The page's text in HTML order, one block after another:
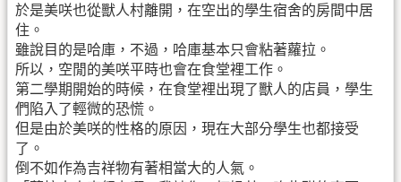
於是美咲也從獸人村離開，在空出的學生宿舍的房間中居
住。
雖說目的是哈庫，不過，哈庫基本只會粘著蘿拉。
所以，空閒的美咲平時也會在食堂裡工作。
第二學期開始的時候，在食堂裡出現了獸人的店員，學生
們陷入了輕微的恐慌。
但是由於美咲的性格的原因，現在大部分學生也都接受
了。
倒不如作為吉祥物有著相當大的人氣。